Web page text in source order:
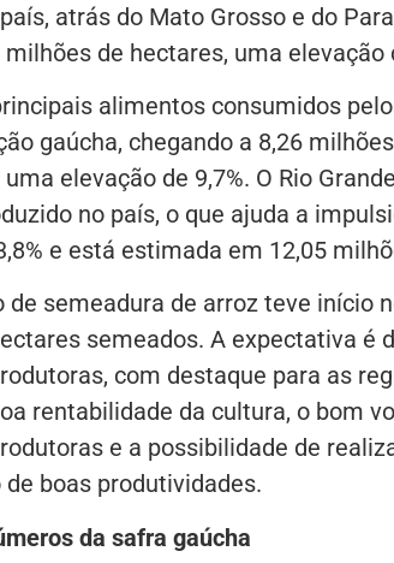
atrás do Mato Grosso e do
milhões de hectares, uma elevação
alimentos consumidos
gaúcha, chegando a 8,26
elevação de 9,7%. O Rio
no país, o que ajuda a
e está estimada em 12,05
de semeadura de arroz teve início
semeados. A expectativa é
com destaque para as
rentabilidade da cultura, o bom
e a possibilidade de
de boas produtividades.
da safra gaúcha